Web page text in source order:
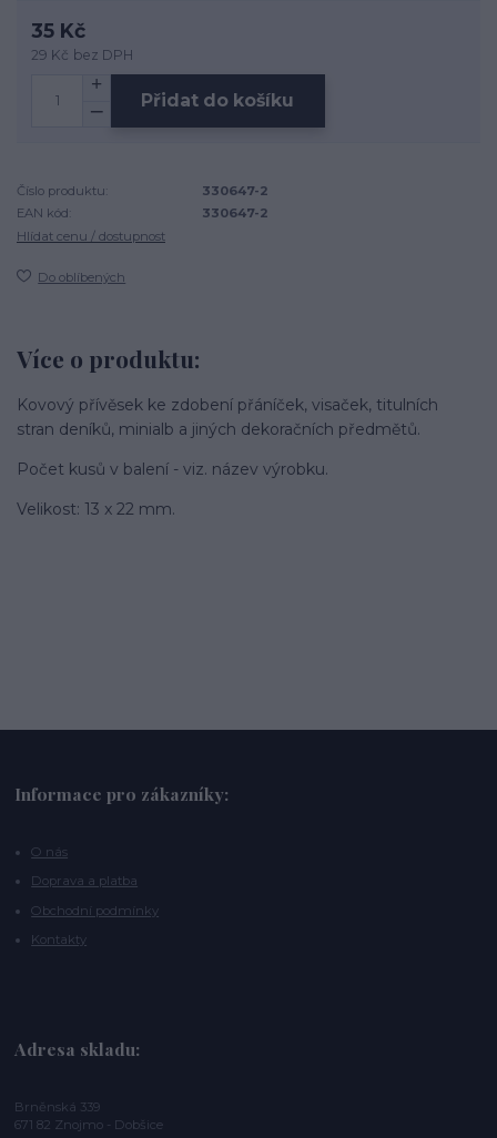
35 Kč
29 Kč bez DPH
Přidat do košíku
Číslo produktu:
330647-2
EAN kód:
330647-2
Hlídat cenu / dostupnost
Do oblíbených
Více o produktu:
Kovový přívěsek ke zdobení přáníček, visaček, titulních
stran deníků, minialb a jiných dekoračních předmětů.
Počet kusů v balení - viz. název výrobku.
Velikost: 13 x 22 mm.
Informace pro zákazníky:
O nás
Doprava a platba
Obchodní podmínky
Kontakty
Adresa skladu:
Brněnská 339
671 82 Znojmo - Dobšice